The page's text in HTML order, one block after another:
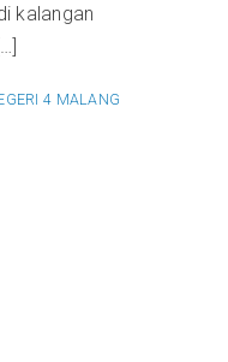
kalangan
4 MALANG